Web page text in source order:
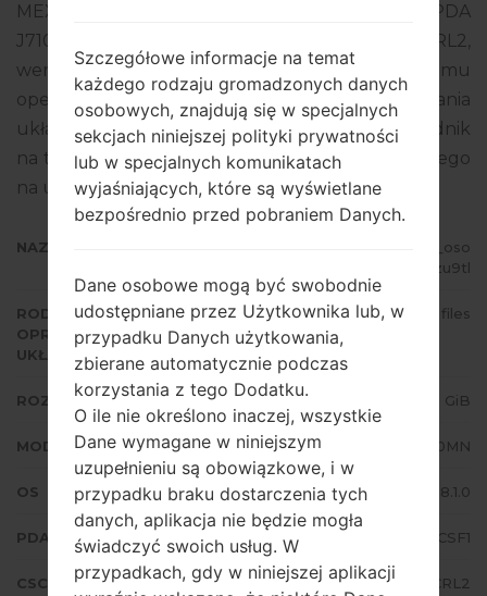
MEXICO. Produkt jest dostarczany z wersją PDA
J710MNVJS4CSF1, wersja CSC J710MNTCE4CRL2,
wersja MODEM J710MNUBS4CSG2. Wersja systemu
operacyjnego danego oprogramowania
układowego to Android Oreo 8.1.0. Pełny poradnik
na temat flashowania oprogramowania układowego
na urządzeniach Samsung tutaj
NAZWA PLIKU
SM-J710MN_1_20190810074727_oso
m4zu9tl
RODZAJ
OPROGRAMOWANIA
UKŁADOWEGO
4 files
ROZMIAR PLIKU 1.8 GiB
MODEL Samsung SM-J710MN
OS Android Oreo 8.1.0
PDA/AP WERSJA J710MNVJS4CSF1
CSC WERSJA J710MNTCE4CRL2
Szczegółowe informacje na temat
każdego rodzaju gromadzonych danych
osobowych, znajdują się w specjalnych
sekcjach niniejszej polityki prywatności
lub w specjalnych komunikatach
wyjaśniających, które są wyświetlane
bezpośrednio przed pobraniem Danych.
Dane osobowe mogą być swobodnie
udostępniane przez Użytkownika lub, w
przypadku Danych użytkowania,
zbierane automatycznie podczas
korzystania z tego Dodatku.
O ile nie określono inaczej, wszystkie
Dane wymagane w niniejszym
uzupełnieniu są obowiązkowe, i w
przypadku braku dostarczenia tych
danych, aplikacja nie będzie mogła
świadczyć swoich usług. W
przypadkach, gdy w niniejszej aplikacji